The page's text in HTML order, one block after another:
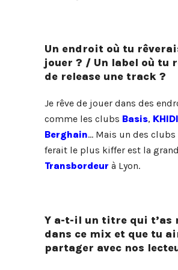
Un endroit où tu
jouer ? / Un label où tu
de release une track ?
Je rêve de jouer dans des
comme les clubs Basis,
Berghain… Mais un des
ferait le plus kiffer est la
Transbordeur à Lyon.
Y a-t-il un titre qui t’as
dans ce mix et que tu
partager avec nos